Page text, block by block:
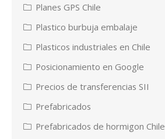
Planes GPS Chile
Plastico burbuja embalaje
Plasticos industriales en Chile
Posicionamiento en Google
Precios de transferencias SII
Prefabricados
Prefabricados de hormigon Chile